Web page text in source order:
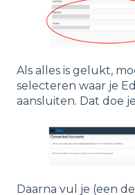
Als alles is gelukt,
selecteren waar je
aansluiten. Dat doe
Daarna vul je (een